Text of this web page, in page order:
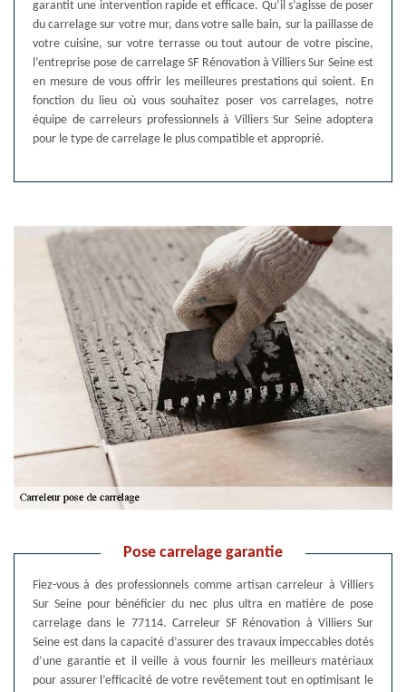
garantit une intervention rapide et efficace. Qu’il s’agisse de poser
du carrelage sur votre mur, dans votre salle bain, sur la paillasse de
votre cuisine, sur votre terrasse ou tout autour de votre piscine,
l’entreprise pose de carrelage SF Rénovation à Villiers Sur Seine est
en mesure de vous offrir les meilleures prestations qui soient. En
fonction du lieu où vous souhaitez poser vos carrelages, notre
équipe de carreleurs professionnels à Villiers Sur Seine adoptera
pour le type de carrelage le plus compatible et approprié.
Pose carrelage garantie
Fiez-vous à des professionnels comme artisan carreleur à Villiers
Sur Seine pour bénéficier du nec plus ultra en matière de pose
carrelage dans le 77114. Carreleur SF Rénovation à Villiers Sur
Seine est dans la capacité d’assurer des travaux impeccables dotés
d’une garantie et il veille à vous fournir les meilleurs matériaux
pour assurer l’efficacité de votre revêtement tout en optimisant le